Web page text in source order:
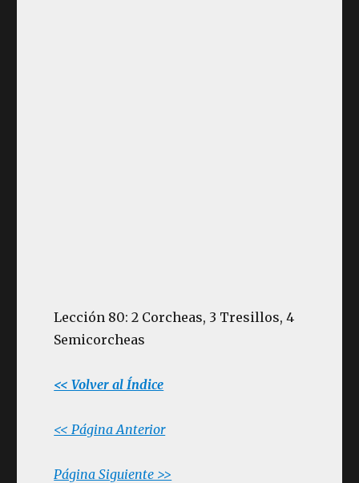
Lección 80: 2 Corcheas, 3 Tresillos, 4
Semicorcheas
<< Volver al Índice
<< Página Anterior
Página Siguiente >>